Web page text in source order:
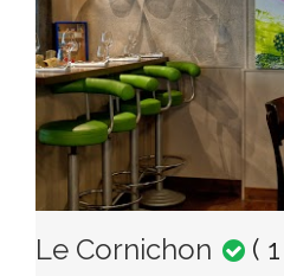
Le Cornichon (